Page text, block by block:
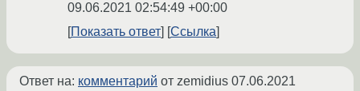
09.06.2021 02:54:49 +00:00
Показать ответ
Ссылка
Ответ на: комментарий от zemidius 07.06.2021